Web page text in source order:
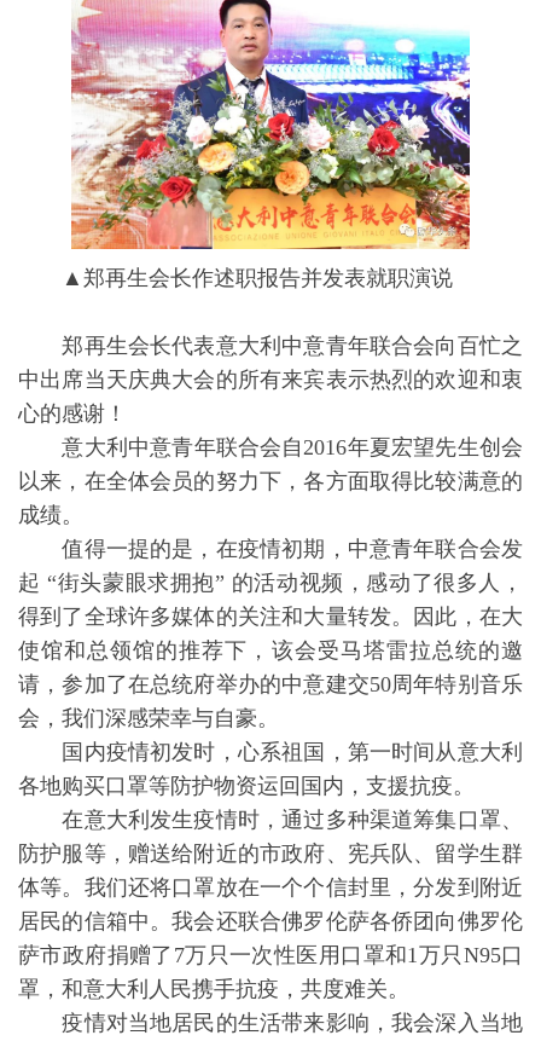
▲郑再生会长作述职报告并发表就职演说
郑再生会长代表意大利中意青年联合会向百忙之
中出席当天庆典大会的所有来宾表示热烈的欢迎和衷
心的感谢！
意大利中意青年联合会自2016年夏宏望先生创会
以来，在全体会员的努力下，各方面取得比较满意的
成绩。
值得一提的是，在疫情初期，中意青年联合会发
起 “街头蒙眼求拥抱” 的活动视频，感动了很多人，
得到了全球许多媒体的关注和大量转发。因此，在大
使馆和总领馆的推荐下，该会受马塔雷拉总统的邀
请，参加了在总统府举办的中意建交50周年特别音乐
会，我们深感荣幸与自豪。
国内疫情初发时，心系祖国，第一时间从意大利
各地购买口罩等防护物资运回国内，支援抗疫。
在意大利发生疫情时，通过多种渠道筹集口罩、
防护服等，赠送给附近的市政府、宪兵队、留学生群
体等。我们还将口罩放在一个个信封里，分发到附近
居民的信箱中。我会还联合佛罗伦萨各侨团向佛罗伦
萨市政府捐赠了7万只一次性医用口罩和1万只N95口
罩，和意大利人民携手抗疫，共度难关。
疫情对当地居民的生活带来影响，我会深入当地